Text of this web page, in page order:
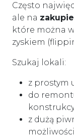
Często
ale na
które można
zyskiem
Szukaj lokali:
z prostym
do
z dużą